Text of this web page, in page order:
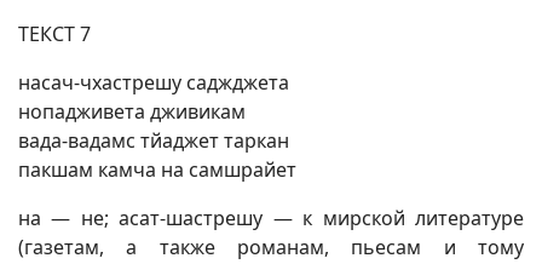
ТЕКСТ 7
насач-чхастрешу саджджета
нопадживета дживикам
вада-вадамс тйаджет таркан
пакшам камча на самшрайет
на — не; асат-шастрешу — к мирской литературе
(газетам, а также романам, пьесам и тому